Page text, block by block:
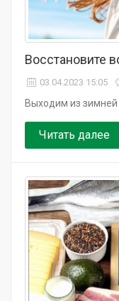
Восстановите
03.04.2023 15:05
Выходим из зимней
Читать далее